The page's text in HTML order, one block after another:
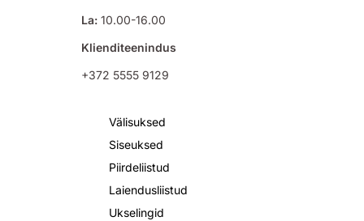
La:10.00-16.00
Klienditeenindus
+372 5555 9129
Välisuksed
Siseuksed
Piirdeliistud
Laiendusliistud
Ukselingid